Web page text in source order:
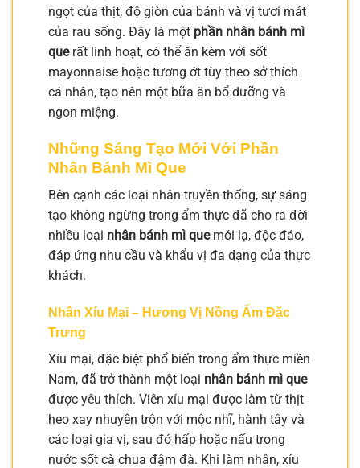
ngọt của thịt, độ giòn của bánh và vị tươi mát
của rau sống. Đây là một phần nhân bánh mì
querất linh hoạt, có thể ăn kèm với sốt
mayonnaise hoặc tương ớt tùy theo sở thích
cá nhân, tạo nên một bữa ăn bổ dưỡng và
ngon miệng.
Những Sáng Tạo Mới Với Phần
Nhân Bánh Mì Que
Bên cạnh các loại nhân truyền thống, sự sáng
tạo không ngừng trong ẩm thực đã cho ra đời
nhiều loại nhân bánh mì quemới lạ, độc đáo,
đáp ứng nhu cầu và khẩu vị đa dạng của thực
khách.
Nhân Xíu Mại – Hương Vị Nồng Ấm Đặc
Trưng
Xíu mại, đặc biệt phổ biến trong ẩm thực miền
Nam, đã trở thành một loại nhân bánh mì que
được yêu thích. Viên xíu mại được làm từ thịt
heo xay nhuyễn trộn với mộc nhĩ, hành tây và
các loại gia vị, sau đó hấp hoặc nấu trong
nước sốt cà chua đậm đà. Khi làm nhân, xíu